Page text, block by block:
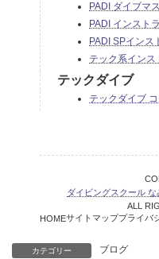
PADI ダイブマ
PADI インスト
PADI SPインス
テック系インス
テックダイブ
テックダイブ
ダイビングスクール な
ALL
HOMEサイトマッププライバ
カテゴリー ブログ